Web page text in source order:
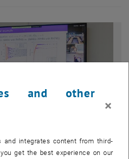
and other
×
and integrates content from third-
get the best experience on our